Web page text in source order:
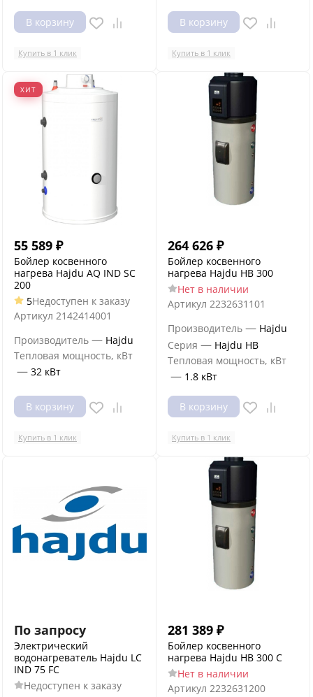
В корзину
Купить в 1 клик
В корзину
Купить в 1 клик
ХИТ
55 589 ₽
Бойлер косвенного
нагрева Hajdu AQ IND SC
200
5Недоступен к заказу
Артикул 2142414001
Производитель — Hajdu
Тепловая мощность, кВт
— 32 кВт
В корзину
Купить в 1 клик
264 626 ₽
Бойлер косвенного
нагрева Hajdu HB 300
Нет в наличии
Артикул 2232631101
Производитель — Hajdu
Серия — Hajdu HB
Тепловая мощность, кВт
— 1.8 кВт
В корзину
Купить в 1 клик
По запросу
Электрический
водонагреватель Hajdu LC
IND 75 FC
Недоступен к заказу
281 389 ₽
Бойлер косвенного
нагрева Hajdu HB 300 C
Нет в наличии
Артикул 2232631200